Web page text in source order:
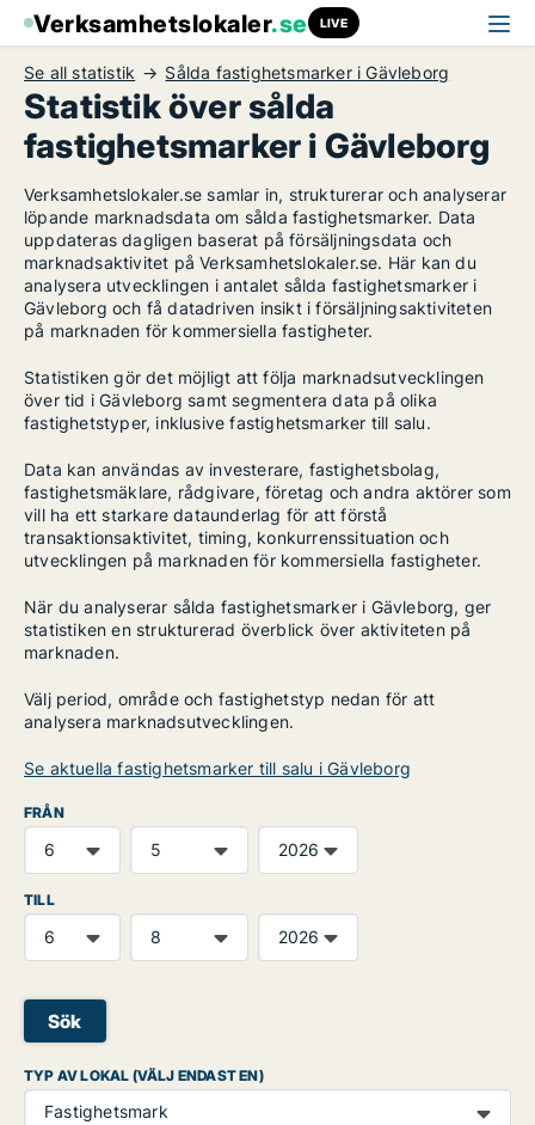
Verksamhetslokaler.se LIVE
Se all statistik Sålda fastighetsmarker i Gävleborg
Statistik över sålda
fastighetsmarker i Gävleborg
Verksamhetslokaler.se samlar in, strukturerar och analyserar
löpande marknadsdata om sålda fastighetsmarker. Data
uppdateras dagligen baserat på försäljningsdata och
marknadsaktivitet på Verksamhetslokaler.se. Här kan du
analysera utvecklingen i antalet sålda fastighetsmarker i
Gävleborg och få datadriven insikt i försäljningsaktiviteten
på marknaden för kommersiella fastigheter.
Statistiken gör det möjligt att följa marknadsutvecklingen
över tid i Gävleborg samt segmentera data på olika
fastighetstyper, inklusive fastighetsmarker till salu.
Data kan användas av investerare, fastighetsbolag,
fastighetsmäklare, rådgivare, företag och andra aktörer som
vill ha ett starkare dataunderlag för att förstå
transaktionsaktivitet, timing, konkurrenssituation och
utvecklingen på marknaden för kommersiella fastigheter.
När du analyserar sålda fastighetsmarker i Gävleborg, ger
statistiken en strukturerad överblick över aktiviteten på
marknaden.
Välj period, område och fastighetstyp nedan för att
analysera marknadsutvecklingen.
Se aktuella fastighetsmarker till salu i Gävleborg
FRÅN
TILL
Sök
TYP AV LOKAL (VÄLJ ENDAST EN)
Fastighetsmark